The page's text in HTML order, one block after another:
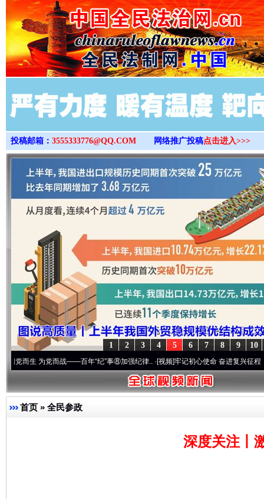
>
投稿邮箱： 3555333776@QQ.COM 网络推广投稿点击进入>>>
10
9
8
7
6
5
4
3
2
1
党而战——百年“纪”事⑧加强纪律..·[视频]牢记初心使命 奋进复兴征程丨“转折之城”
首页 » 全民参政
深度关注丨